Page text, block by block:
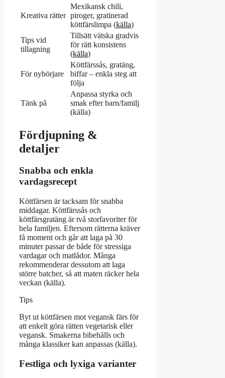
Kreativa rätter
Mexikansk chili,
piroger, gratinerad
köttfärslimpa (källa)
Tips vid
tillagning
Tillsätt vätska gradvis
för rätt konsistens
(källa)
För nybörjare
Köttfärssås, gratäng,
biffar – enkla steg att
följa
Tänk på
Anpassa styrka och
smak efter barn/familj
(källa)
Fördjupning &
detaljer
Snabba och enkla
vardagsrecept
Köttfärsen är tacksam för snabba
middagar. Köttfärssås och
köttfärsgratäng är två storfavoriter för
hela familjen. Eftersom rätterna kräver
få moment och går att laga på 30
minuter passar de både för stressiga
vardagar och matlådor. Många
rekommenderar dessutom att laga
större batcher, så att maten räcker hela
veckan (källa).
Tips
Byt ut köttfärsen mot vegansk färs för
att enkelt göra rätten vegetarisk eller
vegansk. Smakerna bibehålls och
många klassiker kan anpassas (källa).
Festliga och lyxiga varianter